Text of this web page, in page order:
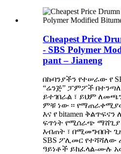
Cheapest Price
- SBS Polymer
pant – Jianeng
በኩባንያችን የተሠራው የ
“ሬንጅ” ፓምፖች
ይተገበራል ፣ ይህም
ምቹ ነው ፡፡
እና የ bitamen
ፍጥነት የሚሰራጭ ማሸጊያ
እብጠት ፣ በሚመግብበት
SBS ፖሊመር የተሻሻለው
ዓይነቶች ይከፈላል-ሙሉ